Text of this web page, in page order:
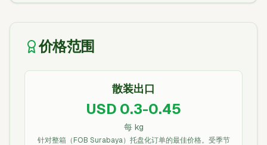
价格范围
散装出口
USD 0.3-0.45
每 kg
针对整箱（FOB Surabaya）托盘化订单的最佳价格。受季节